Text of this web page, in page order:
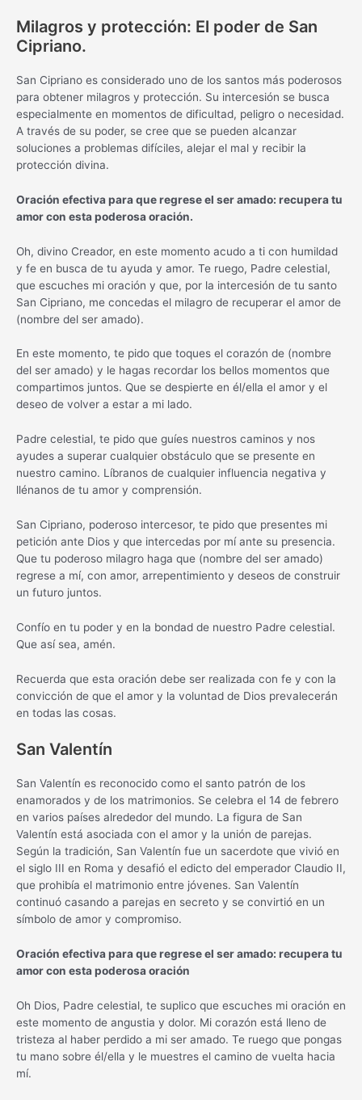
Milagros y protección: El poder de San
Cipriano.
San Cipriano es considerado uno de los santos más poderosos
para obtener milagros y protección. Su intercesión se busca
especialmente en momentos de dificultad, peligro o necesidad.
A través de su poder, se cree que se pueden alcanzar
soluciones a problemas difíciles, alejar el mal y recibir la
protección divina.
Oración efectiva para que regrese el ser amado: recupera tu
amor con esta poderosa oración.
Oh, divino Creador, en este momento acudo a ti con humildad
y fe en busca de tu ayuda y amor. Te ruego, Padre celestial,
que escuches mi oración y que, por la intercesión de tu santo
San Cipriano, me concedas el milagro de recuperar el amor de
(nombre del ser amado).
En este momento, te pido que toques el corazón de (nombre
del ser amado) y le hagas recordar los bellos momentos que
compartimos juntos. Que se despierte en él/ella el amor y el
deseo de volver a estar a mi lado.
Padre celestial, te pido que guíes nuestros caminos y nos
ayudes a superar cualquier obstáculo que se presente en
nuestro camino. Líbranos de cualquier influencia negativa y
llénanos de tu amor y comprensión.
San Cipriano, poderoso intercesor, te pido que presentes mi
petición ante Dios y que intercedas por mí ante su presencia.
Que tu poderoso milagro haga que (nombre del ser amado)
regrese a mí, con amor, arrepentimiento y deseos de construir
un futuro juntos.
Confío en tu poder y en la bondad de nuestro Padre celestial.
Que así sea, amén.
Recuerda que esta oración debe ser realizada con fe y con la
convicción de que el amor y la voluntad de Dios prevalecerán
en todas las cosas.
San Valentín
San Valentín es reconocido como el santo patrón de los
enamorados y de los matrimonios. Se celebra el 14 de febrero
en varios países alrededor del mundo. La figura de San
Valentín está asociada con el amor y la unión de parejas.
Según la tradición, San Valentín fue un sacerdote que vivió en
el siglo III en Roma y desafió el edicto del emperador Claudio II,
que prohibía el matrimonio entre jóvenes. San Valentín
continuó casando a parejas en secreto y se convirtió en un
símbolo de amor y compromiso.
Oración efectiva para que regrese el ser amado: recupera tu
amor con esta poderosa oración
Oh Dios, Padre celestial, te suplico que escuches mi oración en
este momento de angustia y dolor. Mi corazón está lleno de
tristeza al haber perdido a mi ser amado. Te ruego que pongas
tu mano sobre él/ella y le muestres el camino de vuelta hacia
mí.